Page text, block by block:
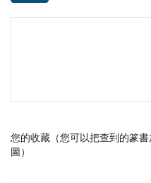
您的收藏（您可以把查到的篆
圖）